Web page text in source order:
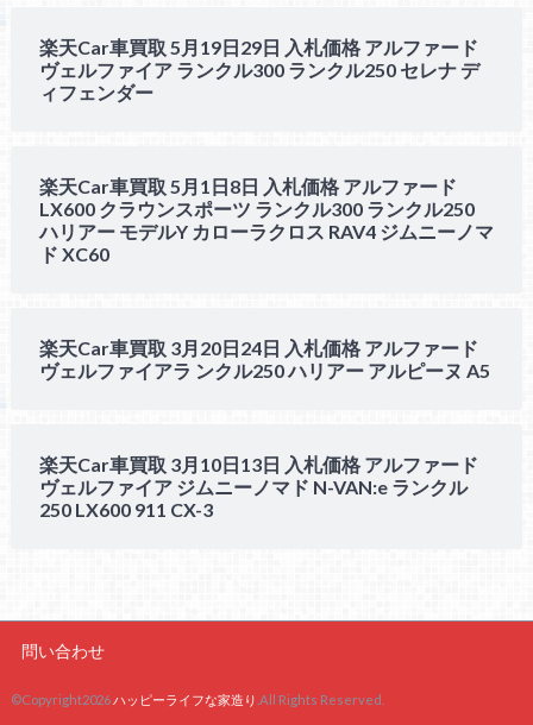
楽天Car車買取 5月19日29日 入札価格 アルファード
ヴェルファイア ランクル300 ランクル250 セレナ デ
ィフェンダー
楽天Car車買取 5月1日8日 入札価格 アルファード
LX600 クラウンスポーツ ランクル300 ランクル250
ハリアー モデルY カローラクロス RAV4 ジムニーノマ
ド XC60
楽天Car車買取 3月20日24日 入札価格 アルファード
ヴェルファイアラ ンクル250 ハリアー アルピーヌ A5
楽天Car車買取 3月10日13日 入札価格 アルファード
ヴェルファイア ジムニーノマド N-VAN:e ランクル
250 LX600 911 CX-3
問い合わせ
©Copyright2026ハッピーライフな家造り .All Rights Reserved.